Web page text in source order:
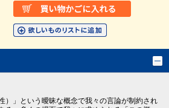
）」という曖昧な概念で我々の言論が制約され